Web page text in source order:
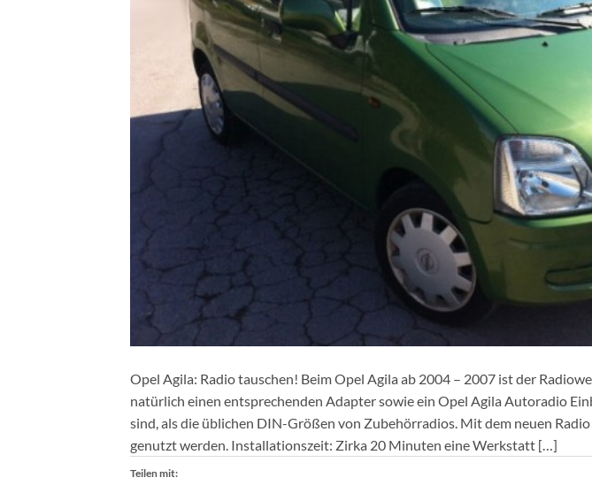
Opel Agila: Radio tauschen! Beim Opel Agila ab 2004 – 2007 ist der
natürlich einen entsprechenden Adapter sowie ein Opel Agila Autoradio
sind, als die üblichen DIN-Größen von Zubehörradios. Mit dem neuen
genutzt werden. Installationszeit: Zirka 20 Minuten eine Werkstatt […]
Teilen mit: